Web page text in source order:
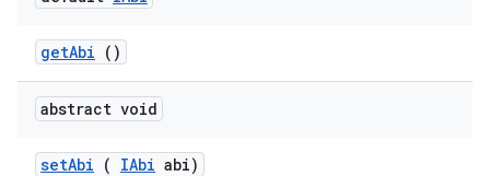
getAbi ()
abstract void
setAbi ( IAbi abi)